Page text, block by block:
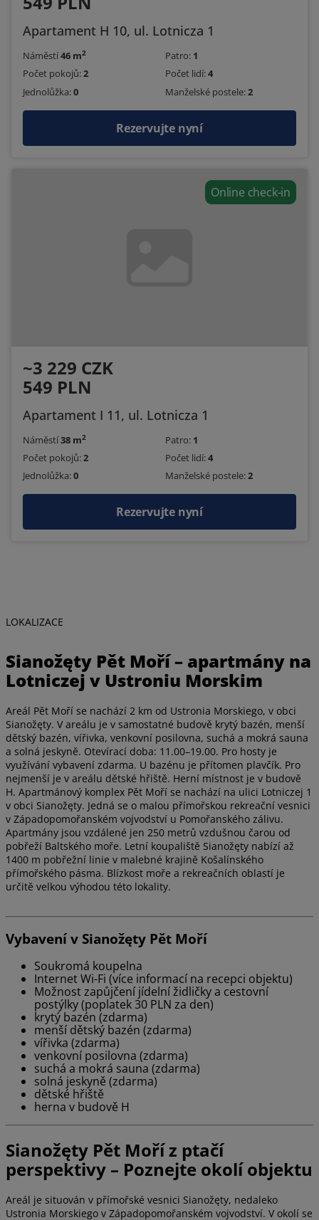
Apartament H 10, ul. Lotnicza 1
Náměstí46 m2 Patro: 1
Počet pokojů:2 Počet lidí:4
Jednolůžka:0 Manželské postele:2
Rezervujte nyní
Online check-in
~3 229 CZK
549 PLN
Apartament I 11, ul. Lotnicza 1
Náměstí38 m2 Patro: 1
Počet pokojů:2 Počet lidí:4
Jednolůžka:0 Manželské postele:2
Rezervujte nyní
LOKALIZACE
Sianožęty Pět Moří – apartmány na
Lotniczej v Ustroniu Morskim
Areál Pět Moří se nachází 2 km od Ustronia Morskiego, v obci
Sianožęty. V areálu je v samostatné budově krytý bazén, menší
dětský bazén, vířivka, venkovní posilovna, suchá a mokrá sauna
a solná jeskyně. Otevírací doba: 11.00–19.00. Pro hosty je
využívání vybavení zdarma. U bazénu je přítomen plavčík. Pro
nejmenší je v areálu dětské hřiště. Herní místnost je v budově
H. Apartmánový komplex Pět Moří se nachází na ulici Lotniczej 1
v obci Sianožęty. Jedná se o malou přímořskou rekreační vesnici
v Západopomořanském vojvodství u Pomořanského zálivu.
Apartmány jsou vzdálené jen 250 metrů vzdušnou čarou od
pobřeží Baltského moře. Letní koupaliště Sianožęty nabízí až
1400 m pobřežní linie v malebné krajině Košalínského
přímořského pásma. Blízkost moře a rekreačních oblastí je
určitě velkou výhodou této lokality.
Vybavení v Sianožęty Pět Moří
Soukromá koupelna
Internet Wi-Fi (více informací na recepci objektu)
Možnost zapůjčení jídelní židličky a cestovní
postýlky (poplatek 30 PLN za den)
krytý bazén (zdarma)
menší dětský bazén (zdarma)
vířivka (zdarma)
venkovní posilovna (zdarma)
suchá a mokrá sauna (zdarma)
solná jeskyně (zdarma)
dětské hřiště
herna v budově H
Sianožęty Pět Moří z ptačí
perspektivy – Poznejte okolí objektu
Areál je situován v přímořské vesnici Sianožęty, nedaleko
Ustronia Morskiego v Západopomořanském vojvodství. V okolí se